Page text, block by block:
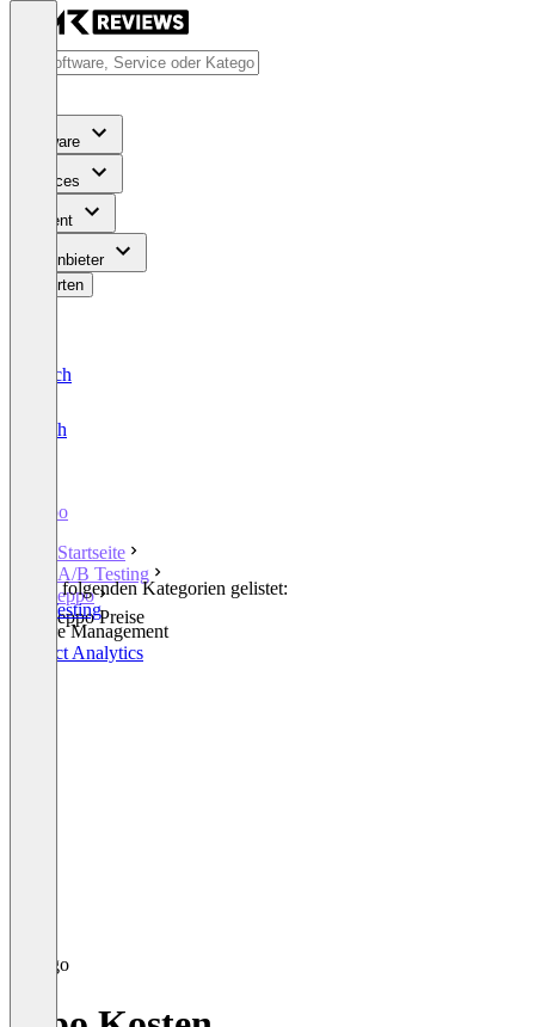
Software
Services
Content
Für Anbieter
Bewerten
Deutsch
English
eppo
Startseite
A/B Testing
eppo
eppo Preise
In den folgenden Kategorien gelistet:
A/B Testing
Feature Management
Product Analytics